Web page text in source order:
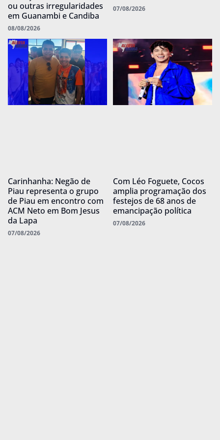
ou outras irregularidades
em Guanambi e Candiba
08/08/2026
07/08/2026
Carinhanha: Negão de
Piau representa o grupo
de Piau em encontro com
ACM Neto em Bom Jesus
da Lapa
07/08/2026
Com Léo Foguete, Cocos
amplia programação dos
festejos de 68 anos de
emancipação política
07/08/2026